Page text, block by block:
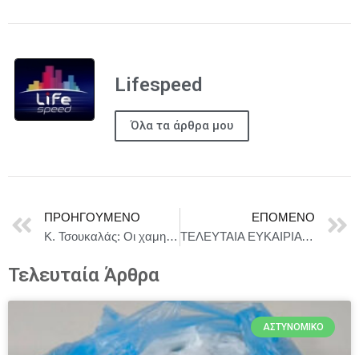
Lifespeed
Όλα τα άρθρα μου
ΠΡΟΗΓΟΎΜΕΝΟ
Κ. Τσουκαλάς: Οι χαμηλοί ρυθμοί που προβλέπει η κυβέρνηση αποδεικνύει ότι σπατάλησε 70 δισ. σε ένα μοντέλο κρατικοδίαιτης μεγέθυνσης κολλητών και ημετέρων
ΕΠΌΜΕΝΟ
ΤΕΛΕΥΤΑΙΑ ΕΥΚΑΙΡΙΑ για τις 6 παραστάσεις: MERDE! – H ΜΕΡΑ ΤΗΣ ΦΟΥΣΤΑΣ -ΤΑ ΣΚΥΛΙΑ – ΟΙ ΕΡΩΤΕΥΜΕΝΟΙ – ΕΥΓΕΝΙΟΣ – ΡΑΦΤΗΣ ΚΥΡΙΩΝ
Τελευταία Άρθρα
ΑΣΤΥΝΟΜΙΚΌ